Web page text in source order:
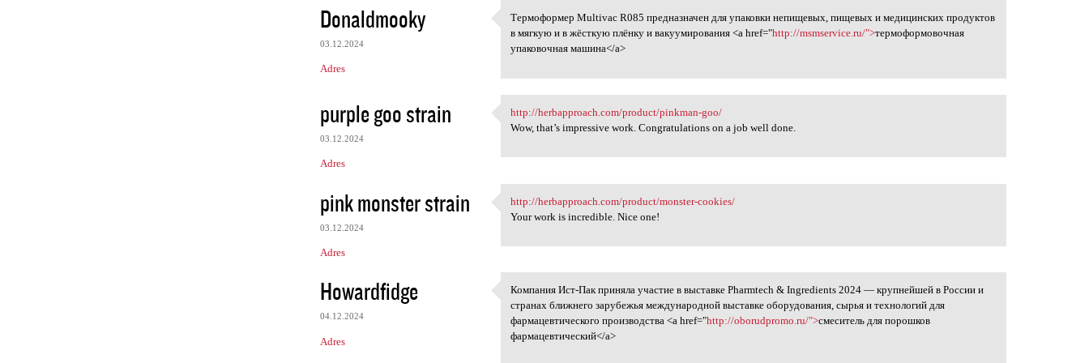
Donaldmooky
03.12.2024
Adres
Термоформер Multivac R085
Термоформер Multivac R085 предназначен для упаковки непищевых, пищевых и медицинских продуктов
в мягкую и в жёсткую плёнку и вакуумирования <a href="http://msmservice.ru/">термоформовочная
упаковочная машина</a>
purple goo strain
03.12.2024
Adres
http://herbapproach.com
http://herbapproach.com/product/pinkman-goo/
Wow, that’s impressive work. Congratulations on a job well done.
pink monster strain
03.12.2024
Adres
http://herbapproach.com
http://herbapproach.com/product/monster-cookies/
Your work is incredible. Nice one!
Howardfidge
04.12.2024
Adres
Компания Ист-Пак приняла
Компания Ист-Пак приняла участие в выставке Pharmtech & Ingredients 2024 — крупнейшей в России и
странах ближнего зарубежья международной выставке оборудования, сырья и технологий для
фармацевтического производства <a href="http://oborudpromo.ru/">смеситель для порошков
фармацевтический</a>